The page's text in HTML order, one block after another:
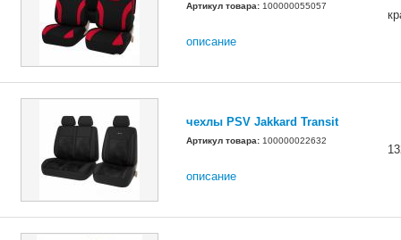
Артикул товара: 100000055057
описание
чехлы PSV Jakkard Transit
Артикул товара: 100000022632
описание